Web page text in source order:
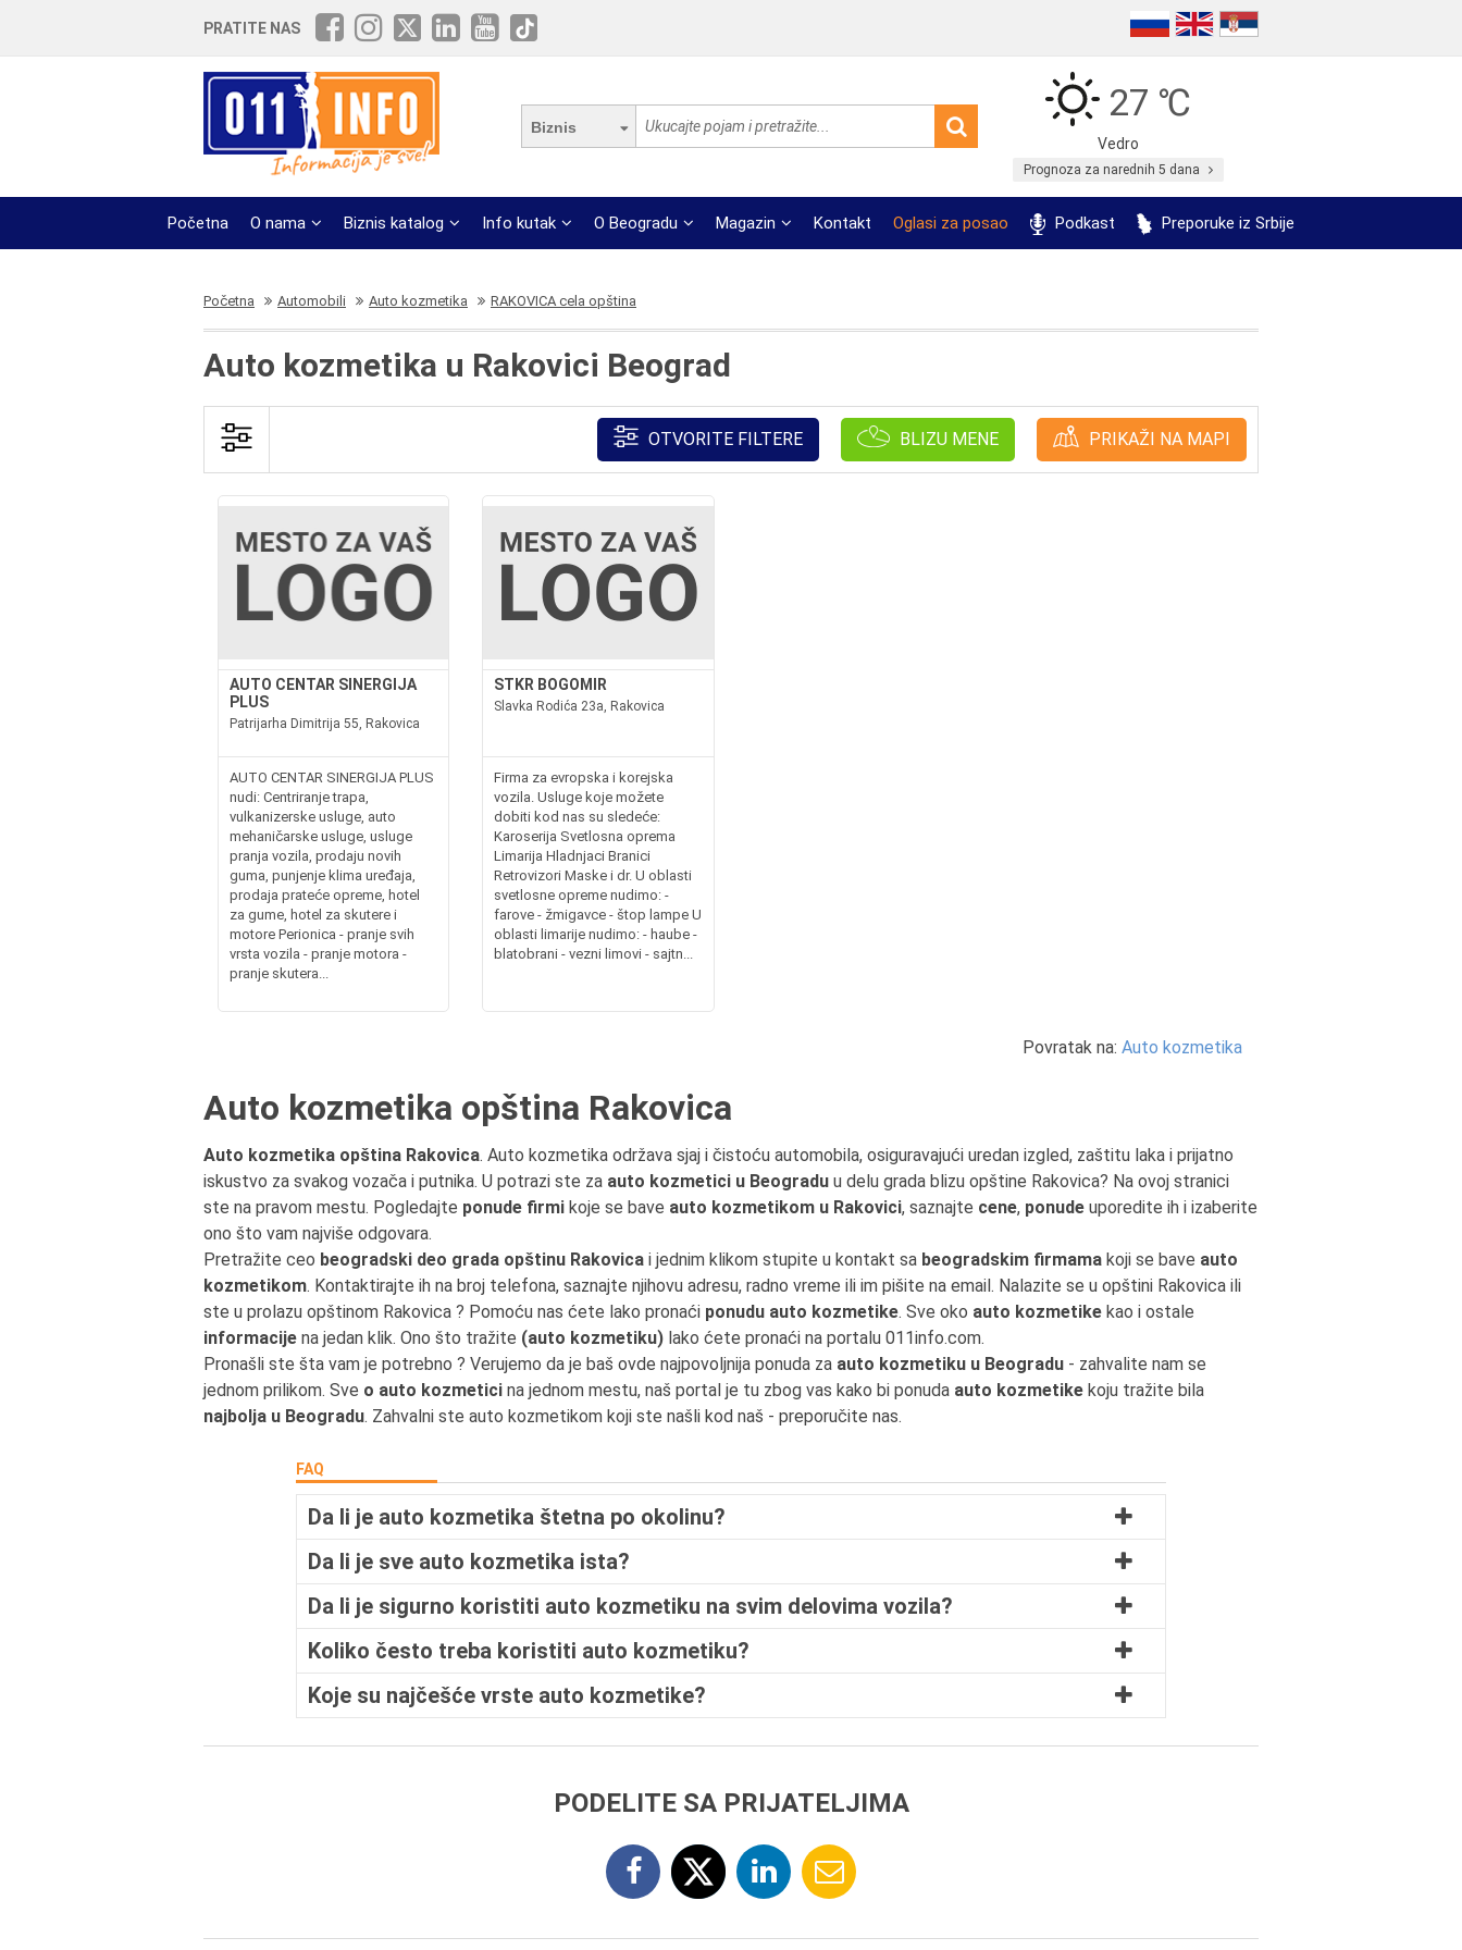
PRATITE NAS
Biznis
27 ℃
Vedro
Prognoza za narednih 5 dana
Početna O nama Biznis katalog Info kutak O Beogradu Magazin Kontakt Oglasi za posao Podkast Preporuke iz Srbije
Početna Automobili Auto kozmetika RAKOVICA cela opština
Auto kozmetika u Rakovici Beograd
OTVORITE FILTERE BLIZU MENE PRIKAŽI NA MAPI
AUTO CENTAR SINERGIJA
PLUS
Patrijarha Dimitrija 55, Rakovica
AUTO CENTAR SINERGIJA PLUS
nudi: Centriranje trapa,
vulkanizerske usluge, auto
mehaničarske usluge, usluge
pranja vozila, prodaju novih
guma, punjenje klima uređaja,
prodaja prateće opreme, hotel
za gume, hotel za skutere i
motore Perionica - pranje svih
vrsta vozila - pranje motora -
pranje skutera...
STKR BOGOMIR
Slavka Rodića 23a, Rakovica
Firma za evropska i korejska
vozila. Usluge koje možete
dobiti kod nas su sledeće:
Karoserija Svetlosna oprema
Limarija Hladnjaci Branici
Retrovizori Maske i dr. U oblasti
svetlosne opreme nudimo: -
farove - žmigavce - štop lampe U
oblasti limarije nudimo: - haube -
blatobrani - vezni limovi - sajtn...
Povratak na: Auto kozmetika
Auto kozmetika opština Rakovica
Auto kozmetika opština Rakovica. Auto kozmetika održava sjaj i čistoću automobila, osiguravajući uredan izgled, zaštitu laka i prijatno
iskustvo za svakog vozača i putnika. U potrazi ste za auto kozmetici u Beogradu u delu grada blizu opštine Rakovica? Na ovoj stranici
ste na pravom mestu. Pogledajte ponude firmi koje se bave auto kozmetikom u Rakovici, saznajte cene, ponude uporedite ih i izaberite
ono što vam najviše odgovara.
Pretražite ceo beogradski deo grada opštinu Rakovica i jednim klikom stupite u kontakt sa beogradskim firmama koji se bave auto
kozmetikom. Kontaktirajte ih na broj telefona, saznajte njihovu adresu, radno vreme ili im pišite na email. Nalazite se u opštini Rakovica ili
ste u prolazu opštinom Rakovica ? Pomoću nas ćete lako pronaći ponudu auto kozmetike. Sve oko auto kozmetike kao i ostale
informacije na jedan klik. Ono što tražite (auto kozmetiku) lako ćete pronaći na portalu 011info.com.
Pronašli ste šta vam je potrebno ? Verujemo da je baš ovde najpovoljnija ponuda za auto kozmetiku u Beogradu - zahvalite nam se
jednom prilikom. Sve o auto kozmetici na jednom mestu, naš portal je tu zbog vas kako bi ponuda auto kozmetike koju tražite bila
najbolja u Beogradu. Zahvalni ste auto kozmetikom koji ste našli kod naš - preporučite nas.
FAQ
Da li je auto kozmetika štetna po okolinu?
Da li je sve auto kozmetika ista?
Da li je sigurno koristiti auto kozmetiku na svim delovima vozila?
Koliko često treba koristiti auto kozmetiku?
Koje su najčešće vrste auto kozmetike?
PODELITE SA PRIJATELJIMA